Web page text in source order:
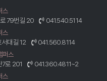
스
79번길 20
041.540.5114
스
대길 12
041.560.8114
퍼스
7로 201
041.360.4811~2
스